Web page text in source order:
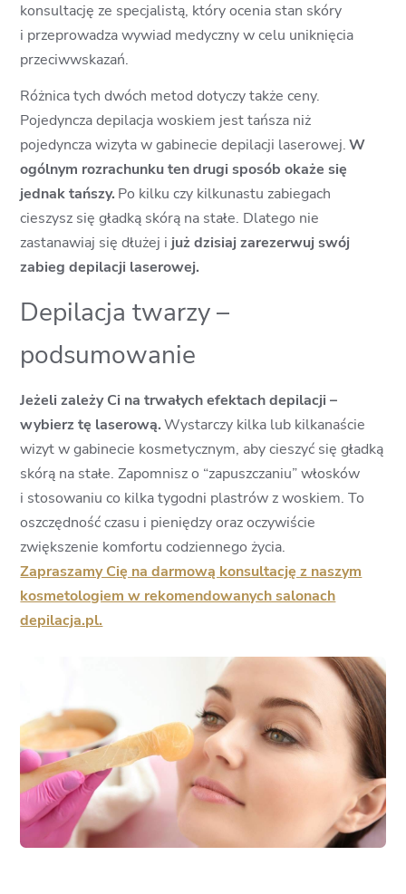
konsultację ze specjalistą, który ocenia stan skóry
i przeprowadza wywiad medyczny w celu uniknięcia
przeciwwskazań.
Różnica tych dwóch metod dotyczy także ceny.
Pojedyncza depilacja woskiem jest tańsza niż
pojedyncza wizyta w gabinecie depilacji laserowej. W
ogólnym rozrachunku ten drugi sposób okaże się
jednak tańszy. Po kilku czy kilkunastu zabiegach
cieszysz się gładką skórą na stałe. Dlatego nie
zastanawiaj się dłużej i już dzisiaj zarezerwuj swój
zabieg depilacji laserowej.
Depilacja twarzy –
podsumowanie
Jeżeli zależy Ci na trwałych efektach depilacji –
wybierz tę laserową. Wystarczy kilka lub kilkanaście
wizyt w gabinecie kosmetycznym, aby cieszyć się gładką
skórą na stałe. Zapomnisz o “zapuszczaniu” włosków
i stosowaniu co kilka tygodni plastrów z woskiem. To
oszczędność czasu i pieniędzy oraz oczywiście
zwiększenie komfortu codziennego życia.
Zapraszamy Cię na darmową konsultację z naszym
kosmetologiem w rekomendowanych salonach
depilacja.pl.